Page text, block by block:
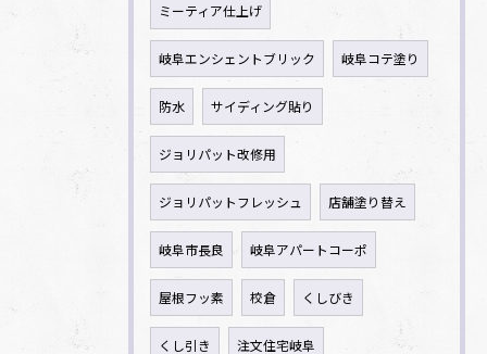
ミーティア仕上げ
岐阜エンシェントブリック 岐阜コテ塗り
防水 サイディング貼り
ジョリパット改修用
ジョリパットフレッシュ 店舗塗り替え
岐阜市長良 岐阜アパートコーポ
屋根フッ素 校倉 くしびき
くし引き 注文住宅岐阜